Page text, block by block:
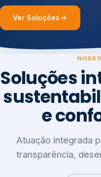
Ver Soluções
Soluções
e
Atuação integrada
transparência,